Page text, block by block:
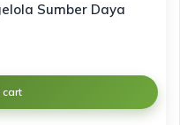
Sumber Daya
cart